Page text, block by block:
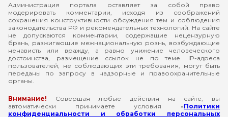
Администрация портала оставляет за собой право
модерировать комментарии, исходя из соображений
сохранения конструктивности обсуждения тем и соблюдения
законодательства РФ и рекомендательных технологий. На сайте
не допускаются комментарии, содержащие нецензурную
брань, разжигающие межнациональную рознь, возбуждающие
ненависть или вражду, а равно унижение человеческого
достоинства, размещение ссылок не по теме. IP-адреса
пользователей, не соблюдающих эти требования, могут быть
переданы по запросу в надзорные и правоохранительные
органы.
Внимание! Совершая любые действия на сайте, вы
автоматически принимаете условия «Политики
конфиденциальности и обработки персональных